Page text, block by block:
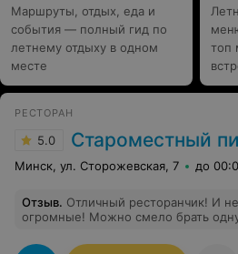
Маршруты, отдых, еда и
события — полный гид по
летнему отдыху в одном
месте
топ
РЕСТОРАН
5.0 Староместный
Минск, ул. Сторожевская, 7 до
Отзыв. Отличный ресторанчик! И
огромные! Можно смело брать
5+. Очень рекомендую!